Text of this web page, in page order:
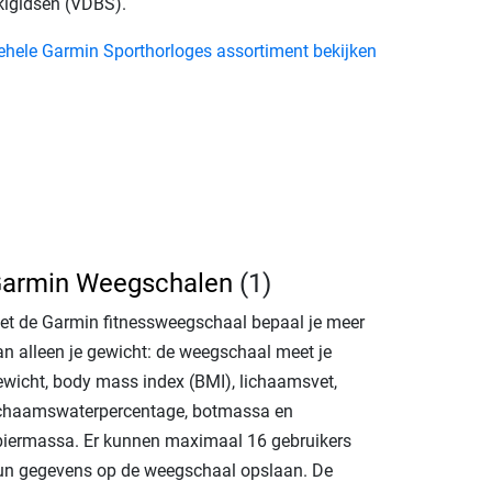
Garmin Sporthorloges assortiment bekijken
Weegschalen (1)
de Garmin fitnessweegschaal bepaal je meer
alleen je gewicht: de weegschaal meet je
body mass index (BMI), lichaamsvet,
botmassa en
Er kunnen maximaal 16 gebruikers
gegevens op de weegschaal opslaan. De